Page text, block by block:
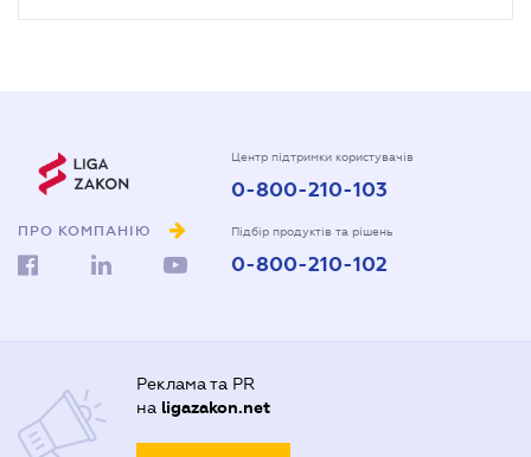
ПРО КОМПАНІЮ
Центр підтримки користувачів
0-800-210-103
Підбір продуктів та рішень
0-800-210-102
Реклама та PR
на ligazakon.net